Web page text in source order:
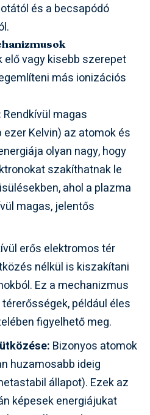
és a becsapódó
elő vagy kisebb szerepet
más ionizációs
Rendkívül magas
Kelvin) az atomok és
olyan nagy, hogy
szakíthatnak le
ahol a plazma
magas, jelentős
erős elektromos tér
nélkül is kiszakítani
Ez a mechanizmus
például éles
figyelhető meg.
Bizonyos atomok
huzamosabb ideig
állapot). Ezek az
képesek energiájukat